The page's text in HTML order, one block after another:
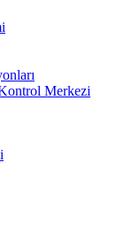
Merkezi